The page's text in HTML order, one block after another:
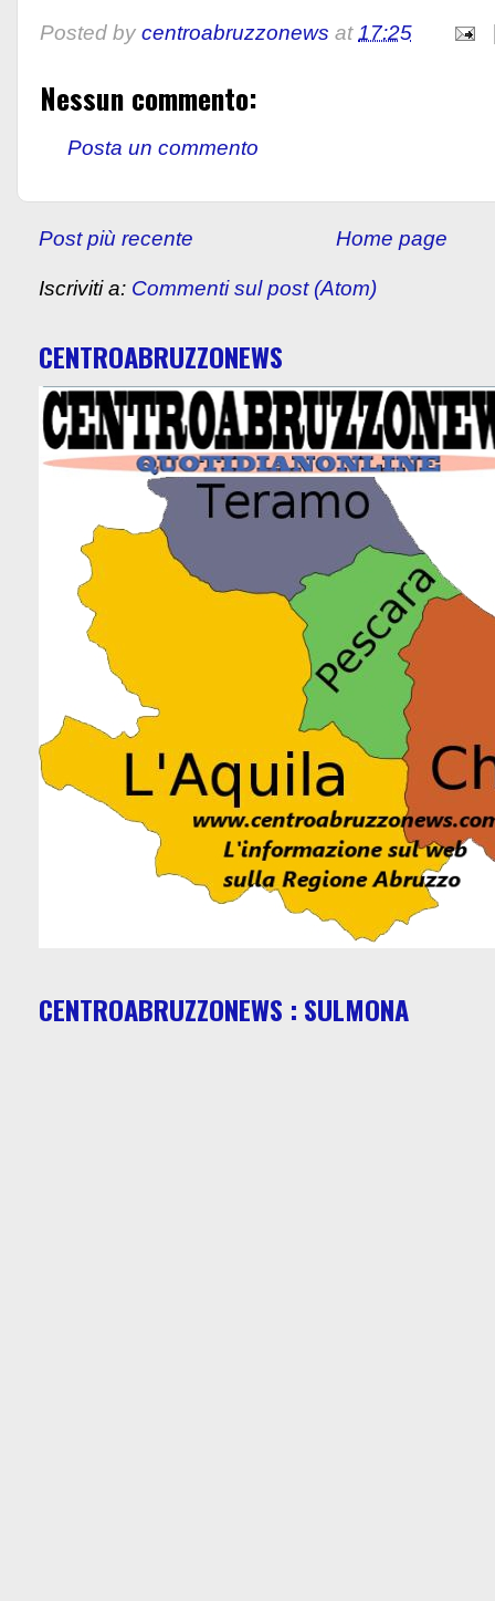
Posted by centroabruzzonews at17:25
Nessun commento:
Posta un commento
Post più recente Home page
Iscriviti a: Commenti sul post (Atom)
CENTROABRUZZONEWS
CENTROABRUZZONEWS : SULMONA